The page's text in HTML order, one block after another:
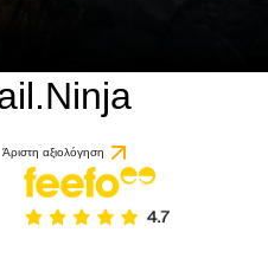
Άριστη αξιολόγηση
9.2 / 10
βάσει 1 κριτικής